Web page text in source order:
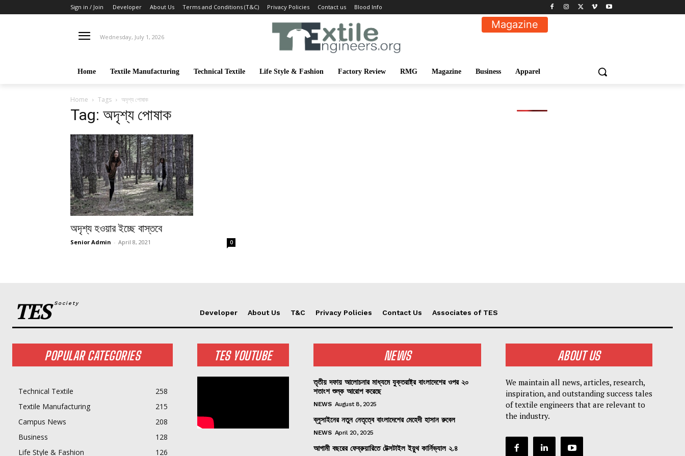
Sign in / Join Developer About Us Terms and Conditions (T&C) Privacy Policies Contact us Blood Info
Wednesday, July 1, 2026
Magazine
Home Textile Manufacturing Technical Textile Life Style & Fashion Factory Review RMG Magazine Business Apparel
Home Tags অদৃশ্য পোষাক
Tag: অদৃশ্য পোষাক
অদৃশ্য হওয়ার ইচ্ছে বাস্তবে
Senior Admin - April 8, 2021 0
TES Society
Developer About Us T&C Privacy Policies Contact Us Associates of TES
POPULAR CATEGORIES
Technical Textile
258
Textile Manufacturing
215
Campus News
208
Business
128
Life Style & Fashion
126
TES YOUTUBE NEWS
তৃতীয় দফায় আলোচনার মাধ্যমে যুক্তরাষ্ট্র বাংলাদেশের ওপর ২০
শতাংশ শুল্ক আরোপ করেছে
NEWS August 8, 2025
ব্লুসাইনের নতুন নেতৃত্বে বাংলাদেশের মেহেদী হাসান রুবেল
NEWS April 20, 2025
আগামী বছরের ফেব্রুয়ারিতে টেক্সটাইল ইয়ুথ কার্নিভ্যাল ২.৪
ABOUT US
We maintain all news, articles, research,
inspiration, and outstanding success tales
of textile engineers that are relevant to
the industry.